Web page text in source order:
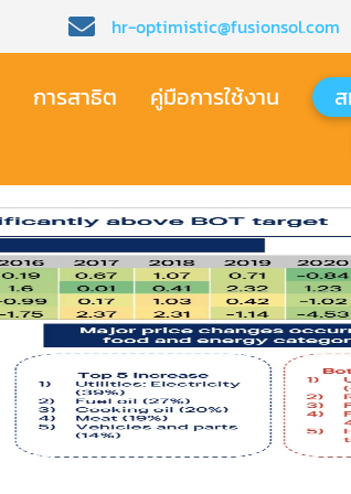
hr-optimistic@fusionsol.com
การสาธิต คู่มือการใช้งาน